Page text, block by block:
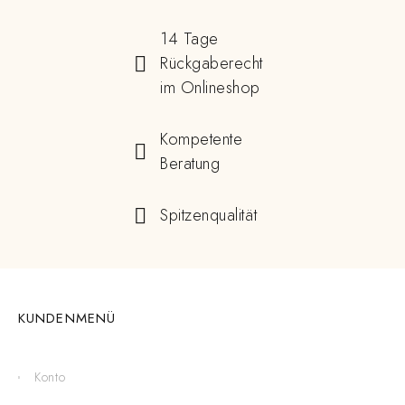
14 Tage
Rückgaberecht
im Onlineshop
Kompetente
Beratung
Spitzenqualität
KUNDENMENÜ
Konto